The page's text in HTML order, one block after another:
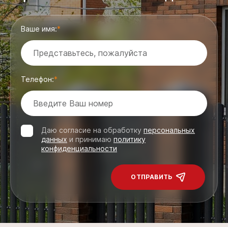
Ваше имя:
Телефон:
Даю согласие на обработку персональных
данных и принимаю политику
конфиденциальности
ОТПРАВИТЬ